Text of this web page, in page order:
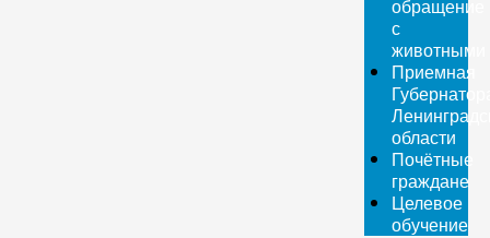
обращение
с
животными
Приемная
области
Почётные
граждане
Целевое
обучение